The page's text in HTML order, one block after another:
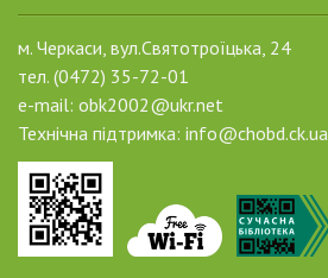
м. Черкаси, вул.Святотроїцька, 24
тел. (0472) 35-72-01
e-mail: obk2002@ukr.net
Технічна підтримка: info@chobd.ck.ua